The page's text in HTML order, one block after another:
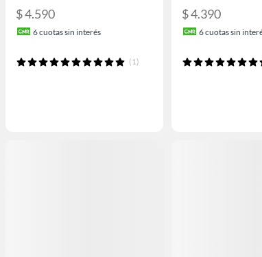
$ 4.590
6cuotas sin interés
(1)
$ 4.390
6cuotas sin